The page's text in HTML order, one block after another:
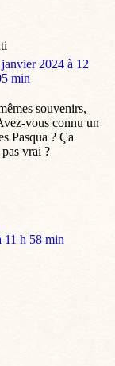
2024 à 12
min
souvenirs,
vous connu un
Pasqua ? Ça
vrai ?
11 h 58 min